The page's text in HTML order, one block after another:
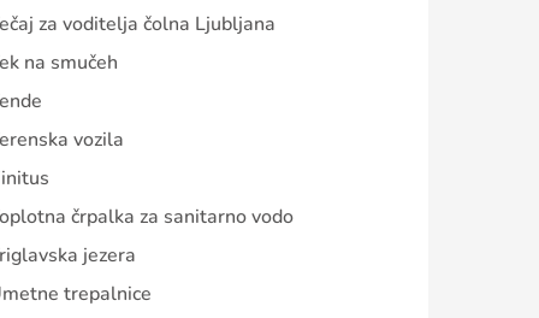
za voditelja čolna Ljubljana
na smučeh
vozila
črpalka za sanitarno vodo
jezera
trepalnice